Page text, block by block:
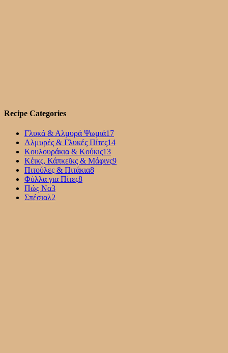
Recipe Categories
Γλυκά & Αλμυρά Ψωμιά17
Αλμυρές & Γλυκές Πίτες14
Κουλουράκια & Κούκις13
Κέικς, Κάπκεϊκς & Μάφινς9
Πιτούλες & Πιτάκια8
Φύλλα για Πίτες8
Πώς Να3
Σπέσιαλ2